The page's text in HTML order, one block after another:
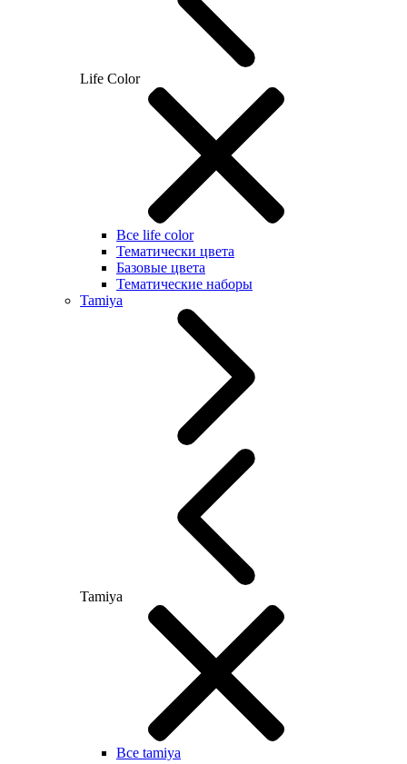
Life Color
Все life color
Тематически цвета
Базовые цвета
Тематические наборы
Tamiya
Tamiya
Все tamiya